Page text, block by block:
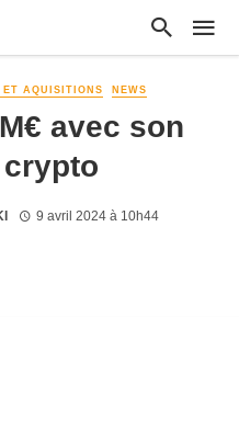
ET AQUISITIONS NEWS
avec son
9 avril 2024 à 10h44